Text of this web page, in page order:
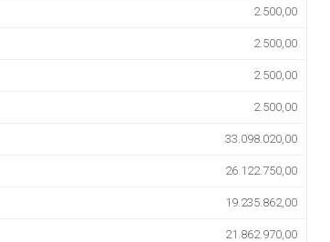
2.500,00
2.500,00
2.500,00
2.500,00
33.098.020,00
26.122.750,00
19.235.862,00
21.862.970,00